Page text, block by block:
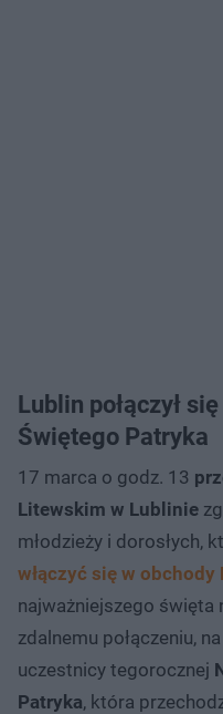
Lublin połączył
Świętego Patryka
17 marca o godz. 13
Litewskim w Lublinie
młodzieży i dorosłych,
włączyć się w obchody
najważniejszego święta
zdalnemu połączeniu,
uczestnicy tegorocznej
Patryka, która